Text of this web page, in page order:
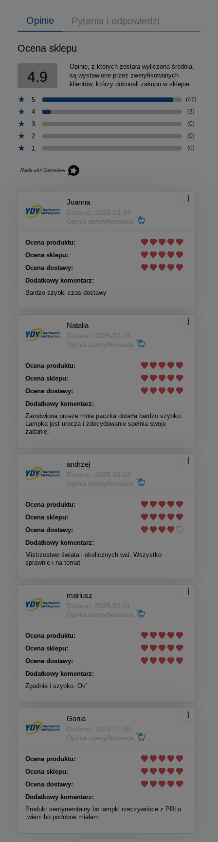
Opinie Pytania i odpowiedzi
Ocena sklepu
4.9
Opinie, z których została wyliczona średnia,
są wystawione przez zweryfikowanych
klientów, którzy dokonali zakupu w sklepie.
5 (47)
4 (3)
3 (0)
2 (0)
1 (0)
Joanna
Dodano: 2025-03-19
Opinia zweryfikowana
Ocena produktu:
Ocena sklepu:
Ocena dostawy:
Dodatkowy komentarz:
Bardzo szybki czas dostawy
Natalia
Dodano: 2025-02-13
Opinia zweryfikowana
Ocena produktu:
Ocena sklepu:
Ocena dostawy:
Dodatkowy komentarz:
Zamówiona przeze mnie paczka dotarła bardzo szybko.
Lampka jest urocza i zdecydowanie spełnia swoje
zadanie.
andrzej
Dodano: 2025-02-13
Opinia zweryfikowana
Ocena produktu:
Ocena sklepu:
Ocena dostawy:
Dodatkowy komentarz:
Mistrzostwo świata i okolicznych wsi. Wszystko
sprawnie i na temat
mariusz
Dodano: 2025-02-11
Opinia zweryfikowana
Ocena produktu:
Ocena sklepu:
Ocena dostawy:
Dodatkowy komentarz:
Zgodnie i szybko. Ok'
Gonia
Dodano: 2024-12-06
Opinia zweryfikowana
Ocena produktu:
Ocena sklepu:
Ocena dostawy:
Dodatkowy komentarz:
Produkt sentymentalny bo lampki rzeczywiście z PRLu
,wiem bo podobne miałam.